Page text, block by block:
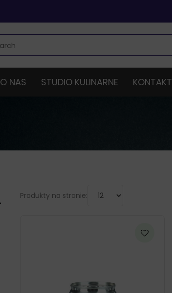
O NAS STUDIO KULINARNE KONTAKT
Produkty na stronie: